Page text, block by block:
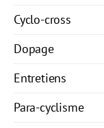
Cyclo-cross
Dopage
Entretiens
Para-cyclisme